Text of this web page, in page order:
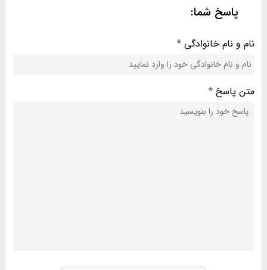
پاسخ شما:
نام و نام خانوادگی *
متن پاسخ *